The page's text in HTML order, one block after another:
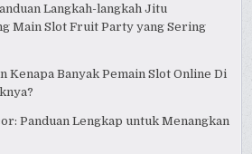
Langkah-langkah Jitu
Main Slot Fruit Party yang Sering
Kenapa Banyak Pemain Slot Online Di
Panduan Lengkap untuk Menangkan